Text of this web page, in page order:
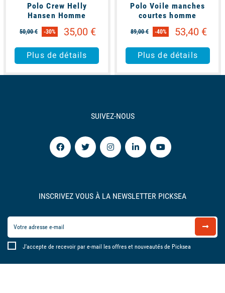
Polo Crew Helly
Hansen Homme
50,00 € -30% 35,00 €
Plus de détails
Polo Voile manches
courtes homme
89,00 € -40% 53,40 €
Plus de détails
SUIVEZ-NOUS
INSCRIVEZ VOUS À LA NEWSLETTER PICKSEA
J'accepte de recevoir par e-mail les offres et nouveautés de Picksea